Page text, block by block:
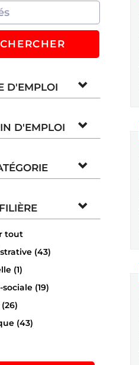
D'EMPLOI
D'EMPLOI
FILIÈRE
tout
(43)
(1)
(19)
(43)